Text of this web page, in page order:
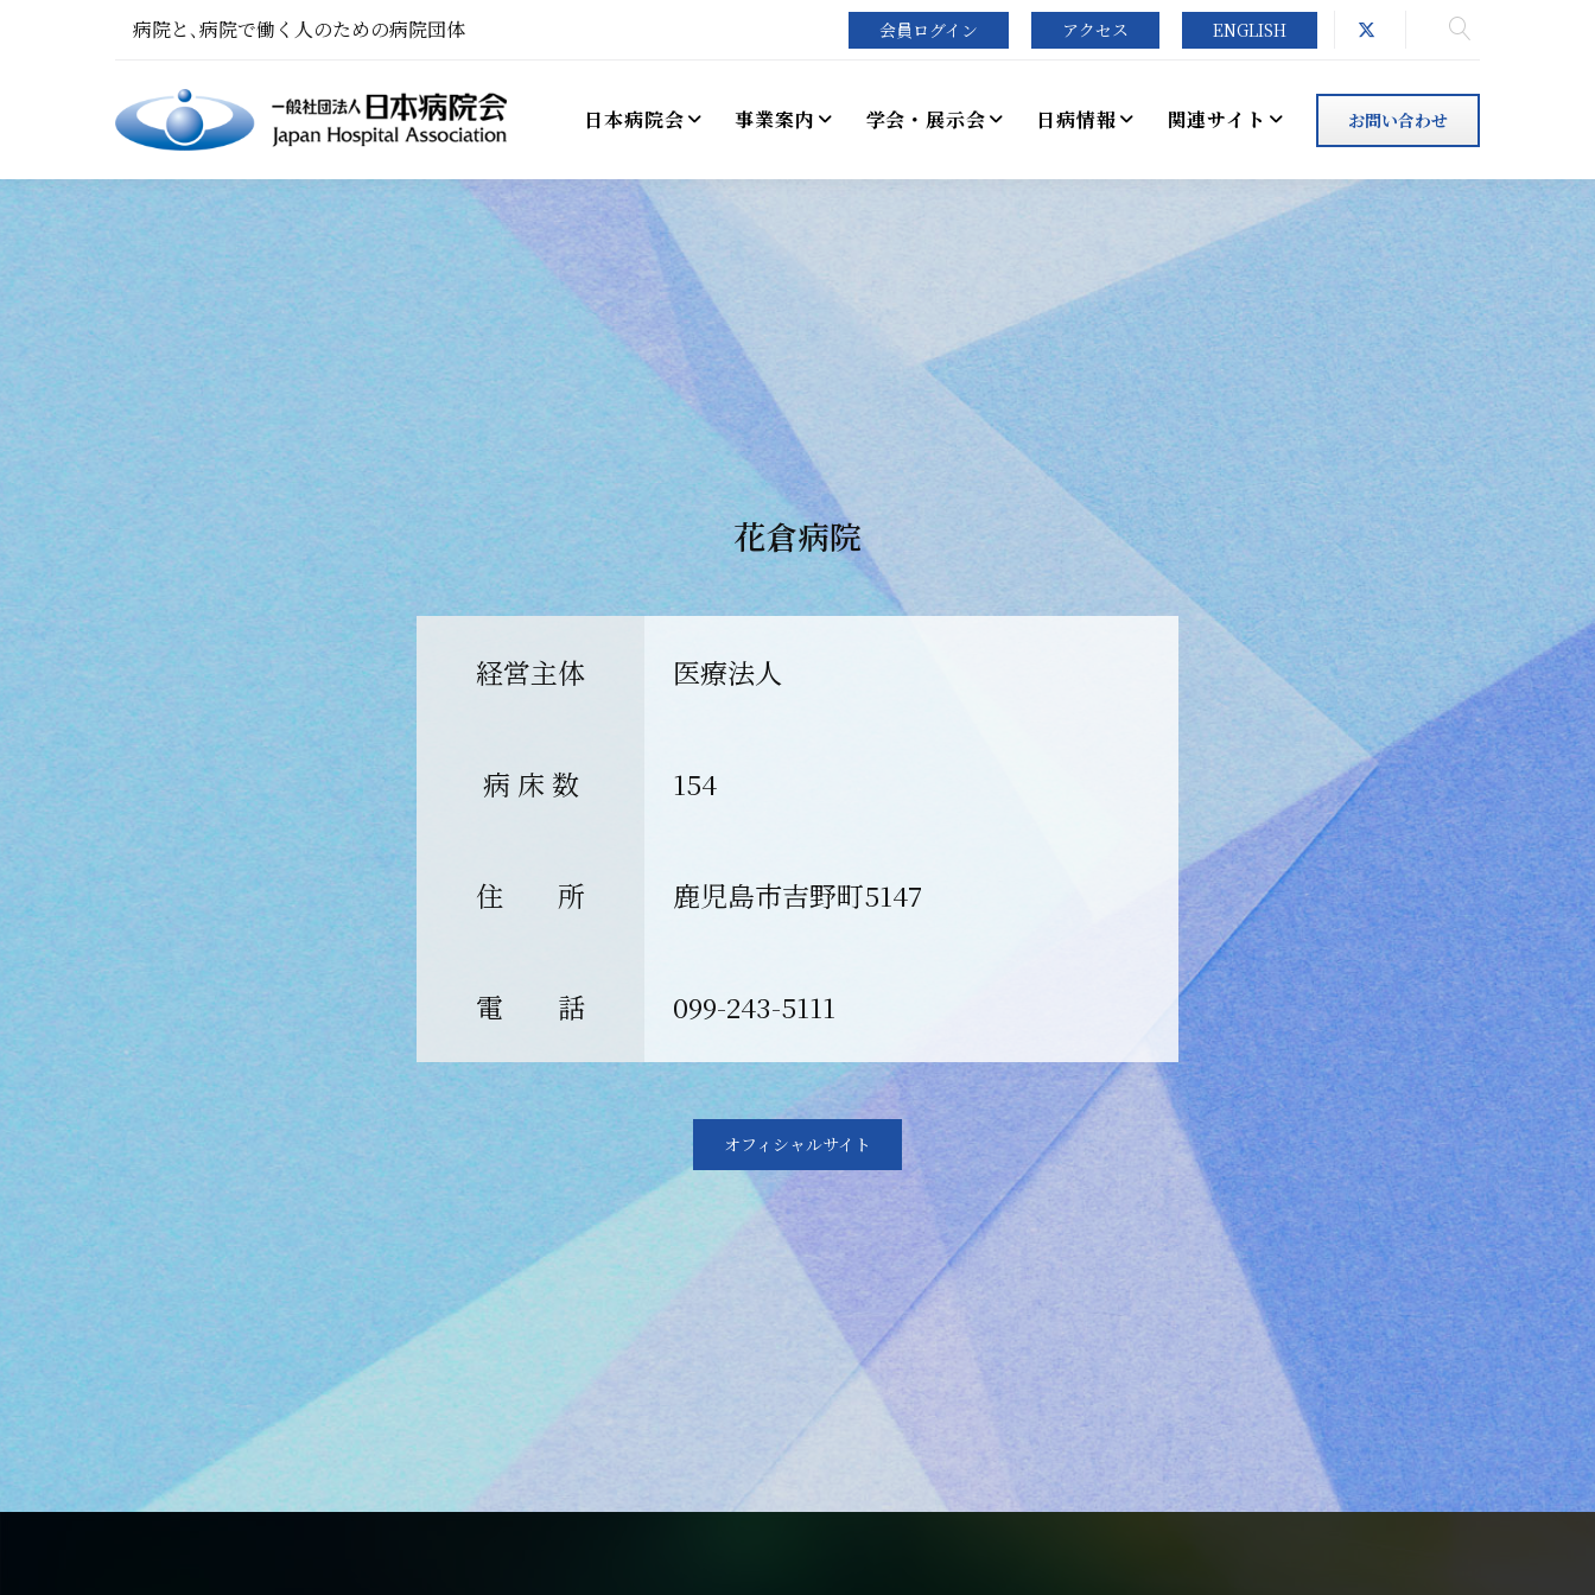
病院と､病院で働く人のための病院団体 会員ログイン アクセス ENGLISH
お問い合わせ
日本病院会 事業案内 学会・展示会 日病情報 関連サイト
花倉病院
経営主体 医療法人
病 床 数 154
住 所 鹿児島市吉野町5147
電 話 099-243-5111
オフィシャルサイト